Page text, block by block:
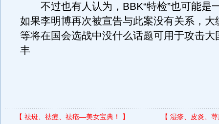
不过也有人认为，BBK“特检”也可能是
如果李明博再次被宣告与此案没有关系，大
等将在国会选战中没什么话题可用于攻击大
丰
【 祛斑、祛痘、祛疮—美女宝典！ 】 【 湿疹、皮炎、